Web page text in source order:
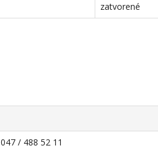
zatvorené
047 / 488 52 11